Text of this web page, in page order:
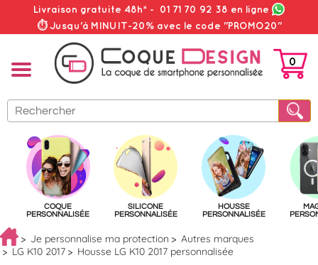
Livraison gratuite 48h* - 01 71 70 92 38 en ligne
⏱ Jusqu'à MINUIT-20% avec le code "PROMO20"
PANIER
0
COQUE
PERSONNALISÉE
SILICONE
PERSONNALISÉE
HOUSSE
PERSONNALISÉE
Je personnalise ma protection
Autres marques
LG K10 2017
Housse LG K10 2017 personnalisée